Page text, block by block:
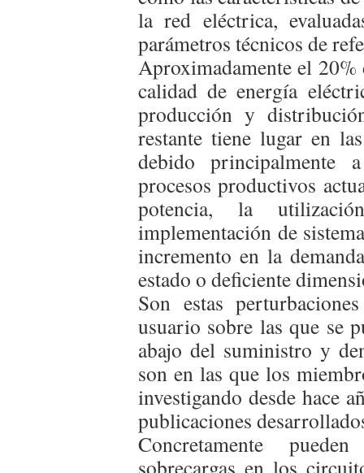
la red eléctrica,
parámetros técnicos de
Aproximadamente el 20%
calidad de energía
producción y
restante tiene lugar en
debido principalmente
procesos productivos
potencia, la
implementación de
incremento en la
estado o deficiente
Son estas
usuario sobre las que se
abajo del suministro y
son en las que los
investigando desde hace
publicaciones
Concretamente
sobrecargas en los